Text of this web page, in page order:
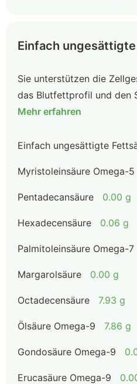
Einfach
Sie unterstützen die
das Blutfettprofil und den
Mehr erfahren
Einfach ungesättigte
Myristoleinsäure Omega-5
Pentadecansäure 0.00 g
Hexadecensäure 0.06 g
Palmitoleinsäure Omega-7
Margarolsäure 0.00 g
Octadecensäure 7.93 g
Ölsäure Omega-9 7.86 g
Gondosäure Omega-9
Erucasäure Omega-9